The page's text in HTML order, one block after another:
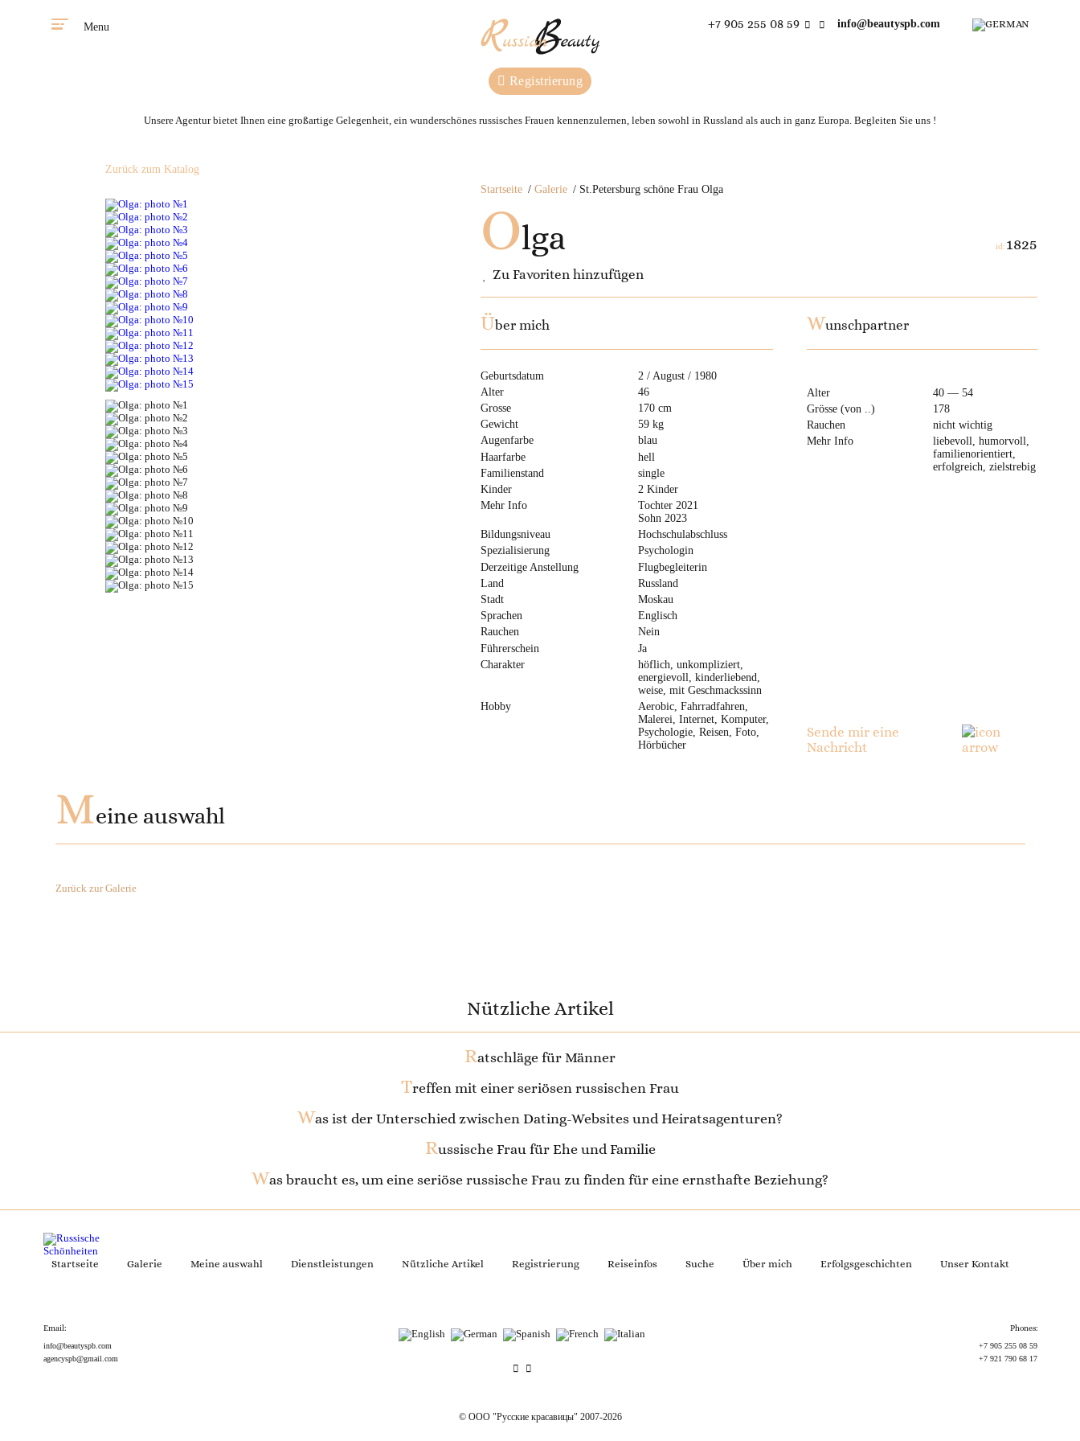
Menu +7 905 255 08 59 info@beautyspb.com
Registrierung
Unsere Agentur bietet Ihnen eine großartige Gelegenheit, ein wunderschönes russisches Frauen kennenzulernen, leben sowohl in Russland als auch in ganz Europa. Begleiten Sie uns !
Startseite Galerie St.Petersburg schöne Frau Olga
Olga
Zu Favoriten hinzufügen
id: 1825
Zurück zum Katalog
Über mich
Geburtsdatum
2 / August / 1980
Alter
46
Grosse
170 cm
Gewicht
59 kg
Augenfarbe
blau
Haarfarbe
hell
Familienstand
single
Kinder
2 Kinder
Mehr Info
Tochter 2021
Sohn 2023
Bildungsniveau
Hochschulabschluss
Spezialisierung
Psychologin
Derzeitige Anstellung
Flugbegleiterin
Land
Russland
Stadt
Moskau
Sprachen
Englisch
Rauchen
Nein
Führerschein
Ja
Charakter
höflich, unkompliziert,
energievoll, kinderliebend,
weise, mit Geschmackssinn
Hobby
Aerobic, Fahrradfahren,
Malerei, Internet, Komputer,
Psychologie, Reisen, Foto,
Hörbücher
Wunschpartner
Alter
40 — 54
Grösse (von ..)
178
Rauchen
nicht wichtig
Mehr Info
liebevoll, humorvoll,
familienorientiert,
erfolgreich, zielstrebig
Sende mir eine
Nachricht
Meine auswahl
Zurück zur Galerie
Nützliche Artikel
Ratschläge für Männer
Treffen mit einer seriösen russischen Frau
Was ist der Unterschied zwischen Dating-Websites und Heiratsagenturen?
Russische Frau für Ehe und Familie
Was braucht es, um eine seriöse russische Frau zu finden für eine ernsthafte Beziehung?
Startseite Galerie Meine auswahl Dienstleistungen Nützliche Artikel Registrierung Reiseinfos Suche Über mich Erfolgsgeschichten Unser Kontakt
Email:
info@beautyspb.com
agencyspb@gmail.com
Phones:
+7 905 255 08 59
+7 921 790 68 17
© OOO "Русские красавицы" 2007-2026